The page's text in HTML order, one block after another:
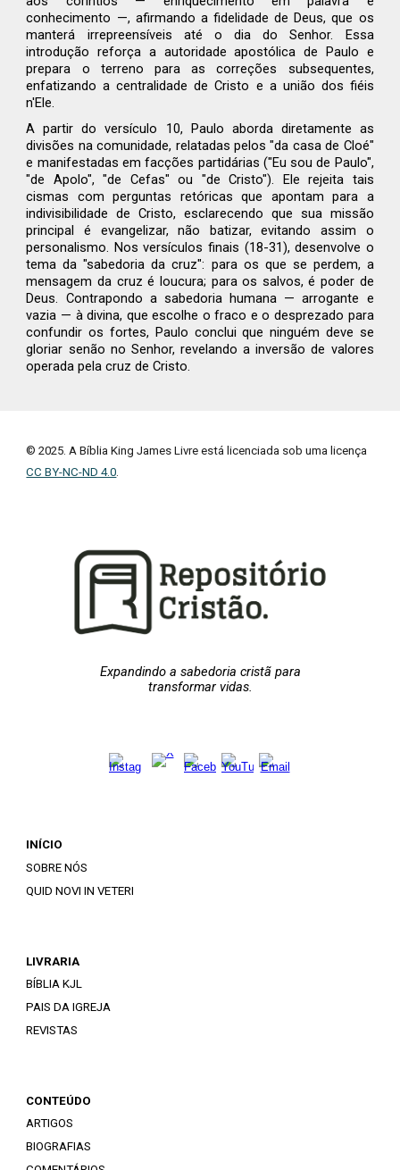
conhecimento —, afirmando a fidelidade de Deus, que os
manterá irrepreensíveis até o dia do Senhor. Essa
introdução reforça a autoridade apostólica de Paulo e
prepara o terreno para as correções subsequentes,
enfatizando a centralidade de Cristo e a união dos fiéis
n'Ele.
A partir do versículo 10, Paulo aborda diretamente as
divisões na comunidade, relatadas pelos "da casa de Cloé"
e manifestadas em facções partidárias ("Eu sou de Paulo",
"de Apolo", "de Cefas" ou "de Cristo"). Ele rejeita tais
cismas com perguntas retóricas que apontam para a
indivisibilidade de Cristo, esclarecendo que sua missão
principal é evangelizar, não batizar, evitando assim o
personalismo. Nos versículos finais (18-31), desenvolve o
tema da "sabedoria da cruz": para os que se perdem, a
mensagem da cruz é loucura; para os salvos, é poder de
Deus. Contrapondo a sabedoria humana — arrogante e
vazia — à divina, que escolhe o fraco e o desprezado para
confundir os fortes, Paulo conclui que ninguém deve se
gloriar senão no Senhor, revelando a inversão de valores
operada pela cruz de Cristo.
© 2025. A Bíblia King James Livre está licenciada sob uma licença
CC BY-NC-ND 4.0.
Expandindo a sabedoria cristã para
transformar vidas.
INÍCIO
SOBRE NÓS
QUID NOVI IN VETERI
LIVRARIA
BÍBLIA KJL
PAIS DA IGREJA
REVISTAS
CONTEÚDO
ARTIGOS
BIOGRAFIAS